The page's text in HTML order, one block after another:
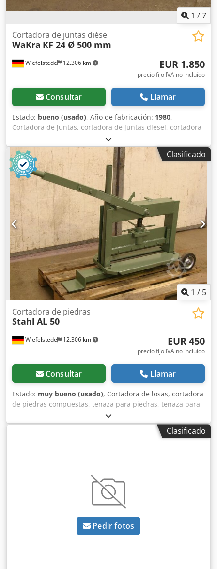
1 /7
Wiefelstede 12.306 km
Cortadora de juntas diésel
WaKra KF 24 Ø 500 mm
EUR 1.850
precio fijo IVA no incluído
Consultar Llamar
Estado: bueno (usado), Año de fabricación: 1980,
Cortadora de juntas, cortadora de juntas diésel, cortadora
de asfalto -Discos de corte: 2 unidades -Diámetro del disco
de corte: 500 mm -Profundidad de corte: aprox. 180 mm
Cjdeb A Hv Dspfx Agpsrf -Ancho de trabajo: 425 mm -Motor
diésel Hatz: 25 kW -Arranque eléctrico -Avance continuo e
infinitamente variable
Clasificado
1 / 5
Wiefelstede 12.306 km
Cortadora de piedras
Stahl AL 50
EUR 450
precio fijo IVA no incluído
Consultar Llamar
Estado: muy bueno (usado), Cortadora de losas, cortadora
de piedras compuestas, tenaza para piedras, tenaza para
piedras de pavimento -Para cortar losas y piedras
compuestas de forma sencilla mediante la traslación de la
palanca excéntrica. Crjdpfsb A I Sfjx Agpof -Gran
transversal cónica (bordillos). -Longitud de trabajo: 500
mm. -Peso propio: 100 kg.
Clasificado
Pedir fotos